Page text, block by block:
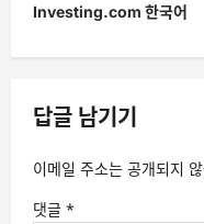
Investing.com 한국어
답글 남기기
이메일 주소는 공개되지
댓글 *